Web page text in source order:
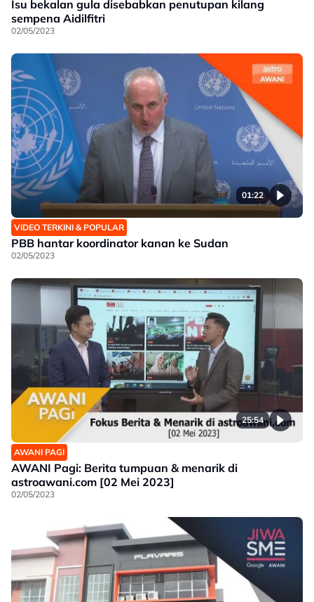
Isu bekalan gula disebabkan penutupan kilang
sempena Aidilfitri
02/05/2023
01:22
VIDEO TERKINI & POPULAR
PBB hantar koordinator kanan ke Sudan
02/05/2023
25:54
AWANI PAGI
AWANI Pagi: Berita tumpuan & menarik di
astroawani.com [02 Mei 2023]
02/05/2023